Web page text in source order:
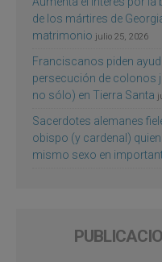
de los mártires de
matrimonio julio 25, 2026
Franciscanos piden
persecución de colonos
no sólo) en Tierra Santa
Sacerdotes alemanes
obispo (y cardenal)
mismo sexo en